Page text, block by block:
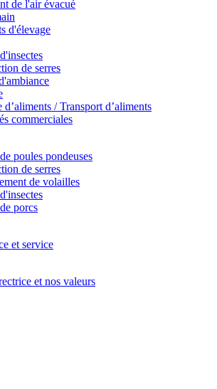
de l'air évacué
d'élevage
de serres
d’aliments / Transport d’aliments
commerciales
poules pondeuses
de serres
de volailles
porcs
et service
et nos valeurs